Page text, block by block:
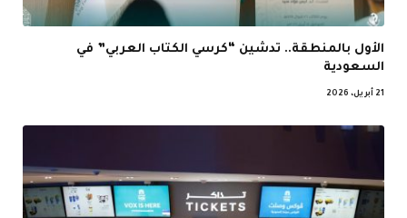
الأول بالمنطقة.. تدشين “كرسي الكتاب العربي” في
السعودية
21 أبريل، 2026